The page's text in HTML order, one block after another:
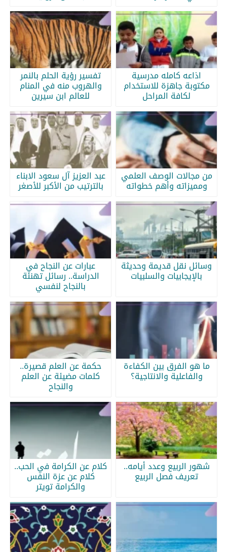
اذاعه كامله مدرسية
مكتوبة جاهزة للاستخدام
لكافة المراحل
تفسير رؤية الحلم بالنمر
والهروب منه في المنام
للعالم ابن سيرين
من مجالات الوصف العلمي
ومميزاته وأهم خطواته
عبد العزيز آل سعود الابناء
بالترتيب من الأكبر للأصغر
وسائل نقل قديمة وحديثة
بالإيجابيات والسلبيات
عبارات عن النجاح في
الدراسة.. رسائل تهنئة
بالنجاح لنفسي
ما هو الفرق بين الكفاءة
والفاعلية والانتاجية؟
حكمة عن العلم قصيرة..
كلمات مضيئة عن العلم
والنجاح
شهور الربيع وعدد أيامه..
تعريف فصل الربيع
كلام عن الكرامة في الحب..
كلام عن عزة النفس
والكرامة تويتر